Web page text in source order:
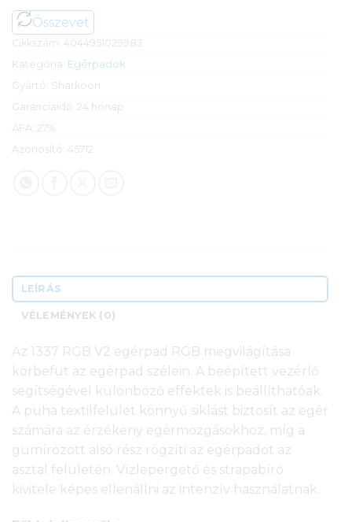
Összevet
Cikkszám: 4044951029983
Kategória: Egérpadok
Gyártó: Sharkoon
Garanciaidő: 24 hónap
ÁFA: 27%
Azonosító: 45712
LEÍRÁS
VÉLEMÉNYEK (0)
Az 1337 RGB V2 egérpad RGB megvilágítása
körbefut az egérpad szélein. A beépített vezérlő
segítségével különböző effektek is beállíthatóak.
A puha textilfelület könnyű siklást biztosít az egér
számára az érzékeny egérmozgásokhoz, míg a
gumírozott alsó rész rögzíti az egérpadot az
asztal felületén. Vízlepergető és strapabíró
kivitele képes ellenállni az intenzív használatnak.